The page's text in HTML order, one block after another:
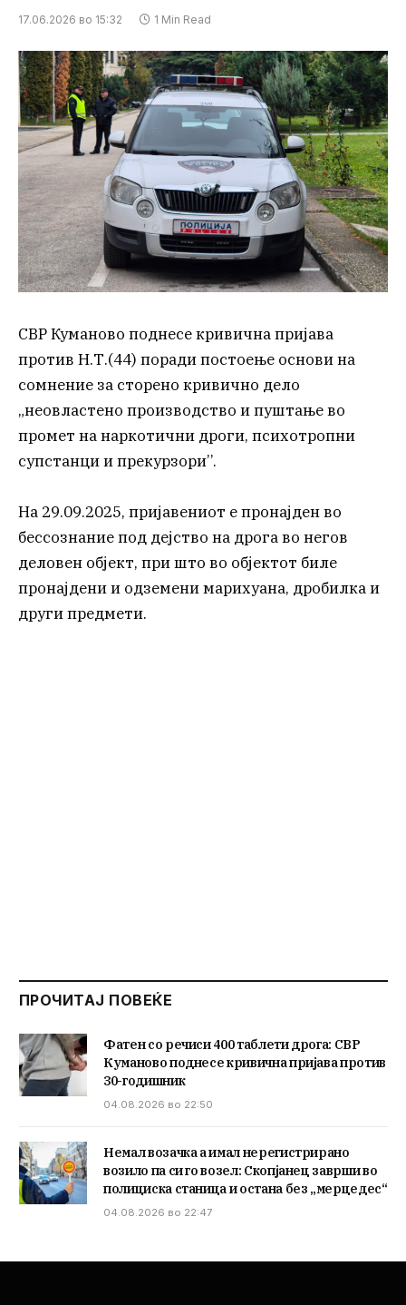
17.06.2026 во 15:32 1 Min Read
СВР Куманово поднесе кривична пријава
против Н.Т.(44) поради постоење основи на
сомнение за сторено кривично дело
„неовластено производство и пуштање во
промет на наркотични дроги, психотропни
супстанци и прекурзори’’.
На 29.09.2025, пријавениот е пронајден во
бессознание под дејство на дрога во негов
деловен објект, при што во објектот биле
пронајдени и одземени марихуана, дробилка и
други предмети.
ПРОЧИТАЈ ПОВЕЌЕ
Фатен со речиси 400 таблети дрога: СВР
Куманово поднесе кривична пријава против
30-годишник
04.08.2026 во 22:50
Немал возачка а имал нерегистрирано
возило па си го возел: Скопјанец заврши во
полициска станица и остана без „мерцедес“
04.08.2026 во 22:47